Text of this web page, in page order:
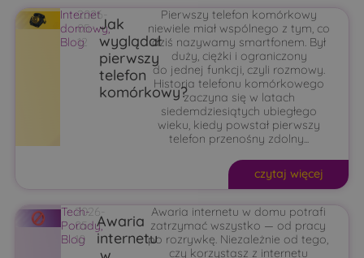
Internet
domowy,
Blog
2026-
05-
12
Jak
wyglądał
pierwszy
telefon
komórkowy?
Pierwszy telefon komórkowy
niewiele miał wspólnego z tym, co
dziś nazywamy smartfonem. Był
duży, ciężki i ograniczony
do jednej funkcji, czyli rozmowy.
Historia telefonu komórkowego
zaczyna się w latach
siedemdziesiątych ubiegłego
wieku, kiedy powstał pierwszy
telefon przenośny zdolny...
czytaj więcej
Tech-
Porady,
Blog
2026-
05-
10
Awaria
internetu
Awaria internetu w domu potrafi
zatrzymać wszystko — od pracy
po rozrywkę. Niezależnie od tego,
czy korzystasz z internetu